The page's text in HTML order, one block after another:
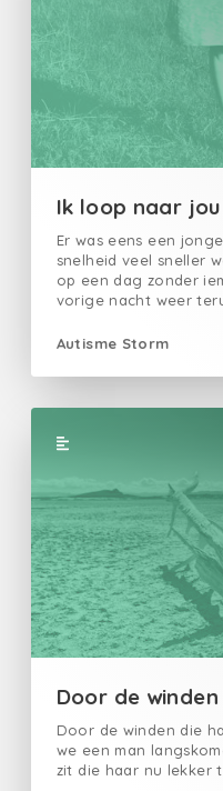
Ik loop naar jou
Er was eens een
snelheid veel sneller
op een dag zonder
vorige nacht weer
Autisme Storm
Door de winden
Door de winden die
we een man
zit die haar nu lekker